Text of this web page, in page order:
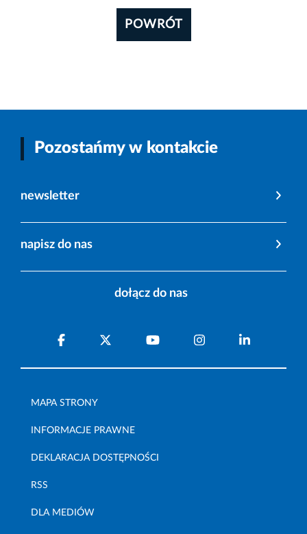
POWRÓT
Pozostańmy w kontakcie
newsletter
napisz do nas
dołącz do nas
MAPA STRONY
INFORMACJE PRAWNE
DEKLARACJA DOSTĘPNOŚCI
RSS
DLA MEDIÓW